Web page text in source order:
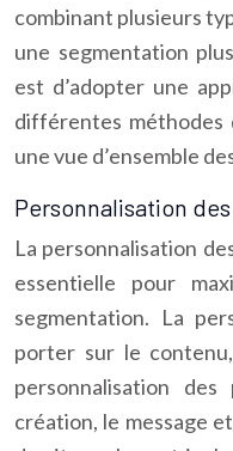
combinant plusieurs
une segmentation
est d’adopter une
différentes
une vue d’ensemble
Personnalisation
La personnalisation
essentielle pour
segmentation. La
porter sur le
personnalisation
création, le message